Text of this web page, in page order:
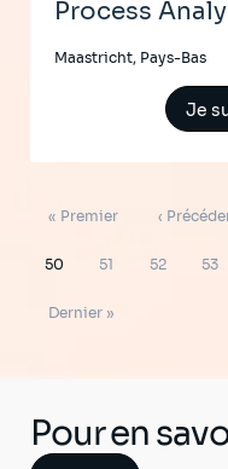
Process
Maastricht, Pays-Bas
Je
Pagination
Première
« Premier
Page
‹
Page
50 Page
51 Page
52 Page
53
Dernière
Dernier »
Pour en